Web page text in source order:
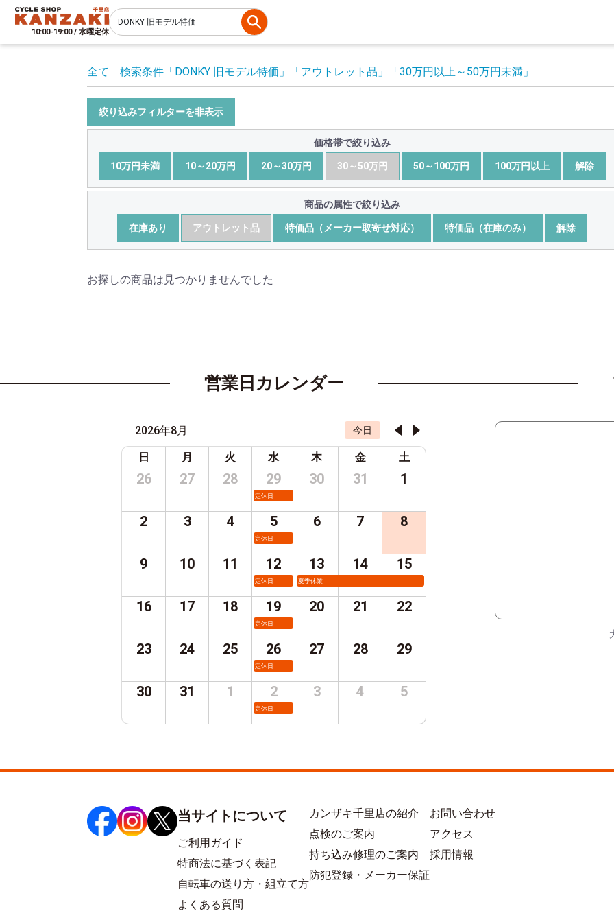
10:00-19:00 / 水曜定休
全て 検索条件 「DONKY 旧モデル特価」 「アウトレット品」 「30万円以上～50万円未満」
絞り込みフィルターを非表示
価格帯で絞り込み
10万円未満 10～20万円 20～30万円 30～50万円 50～100万円 100万円以上 解除
商品の属性で絞り込み
在庫あり アウトレット品 特価品（メーカー取寄せ対応） 特価品（在庫のみ） 解除
お探しの商品は見つかりませんでした
営業日カレンダー
2026年8月 今日
日 月 火 水 木 金 土
26 27 28 29
定休日
30 31 1
2 3 4 5
定休日
6 7 8
9 10 11 12
定休日
13
夏季休業
14 15
16 17 18 19
定休日
20 21 22
23 24 25 26
定休日
27 28 29
30 31 1 2
定休日
3 4 5
当サイトについて
ご利用ガイド
特商法に基づく表記
自転車の送り方・組立て方
よくある質問
カンザキ千里店の紹介
点検のご案内
持ち込み修理のご案内
防犯登録・メーカー保証
お問い合わせ
アクセス
採用情報